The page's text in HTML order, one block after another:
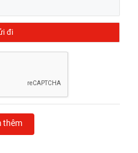
thêm